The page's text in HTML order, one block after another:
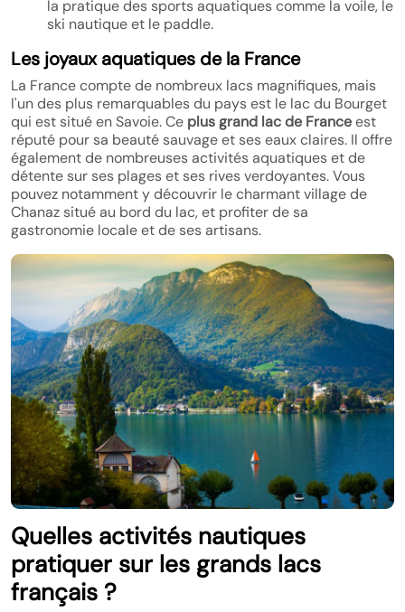
la pratique des sports aquatiques comme la voile, le
ski nautique et le paddle.
Les joyaux aquatiques de la France
La France compte de nombreux lacs magnifiques, mais
l'un des plus remarquables du pays est le lac du Bourget
qui est situé en Savoie. Ce plus grand lac de Franceest
réputé pour sa beauté sauvage et ses eaux claires. Il offre
également de nombreuses activités aquatiques et de
détente sur ses plages et ses rives verdoyantes. Vous
pouvez notamment y découvrir le charmant village de
Chanaz situé au bord du lac, et profiter de sa
gastronomie locale et de ses artisans.
Quelles activités nautiques
pratiquer sur les grands lacs
français ?